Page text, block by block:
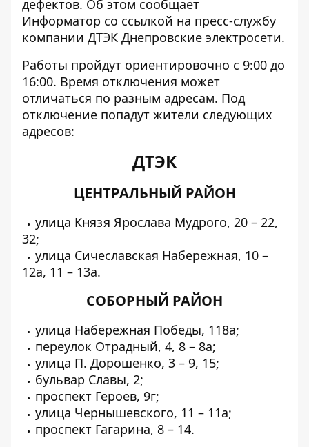
дефектов. Об этом сообщает
Информатор со ссылкой на пресс-службу
компании ДТЭК Днепровские электросети.
Работы пройдут ориентировочно с 9:00 до
16:00. Время отключения может
отличаться по разным адресам. Под
отключение попадут жители следующих
адресов:
ДТЭК
ЦЕНТРАЛЬНЫЙ РАЙОН
улица Князя Ярослава Мудрого, 20 – 22,
32;
улица Сичеславская Набережная, 10 –
12а, 11 – 13а.
СОБОРНЫЙ РАЙОН
улица Набережная Победы, 118а;
переулок Отрадный, 4, 8 – 8а;
улица П. Дорошенко, 3 – 9, 15;
бульвар Славы, 2;
проспект Героев, 9г;
улица Чернышевского, 11 – 11а;
проспект Гагарина, 8 – 14.